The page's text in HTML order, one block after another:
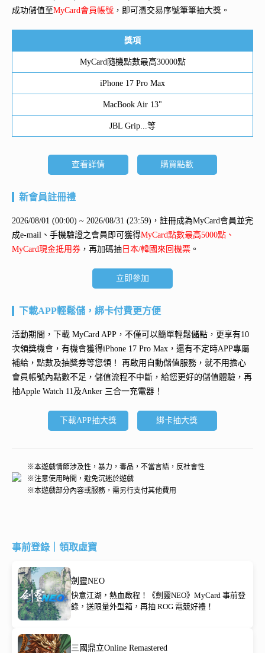
成功儲值至MyCard會員帳號 ，即可憑交易序號筆筆抽大獎。
獎項
MyCard隨機點數最高30000點
iPhone 17 Pro Max
MacBook Air 13"
JBL Grip...等
查看詳情 購買點數
新會員註冊禮
2026/08/01 (00:00) ~ 2026/08/31 (23:59)，註冊成為MyCard會員並完
成e-mail、手機驗證之會員即可獲得MyCard點數最高5000點、
MyCard現金抵用券 ，再加碼抽 日本/韓國來回機票 。
立即參加
下載APP輕鬆儲，綁卡付費更方便
活動期間，下載 MyCard APP，不僅可以簡單輕鬆儲點，更享有10
次領獎機會，有機會獲得iPhone 17 Pro Max ，還有不定時APP專屬
補給，點數及抽獎券等您領！ 再啟用自動儲值服務 ，就不用擔心
會員帳號內點數不足，儲值流程不中斷，給您更好的儲值體驗，再
抽Apple Watch 11及Anker 三合一充電器 ！
下載APP抽大獎 綁卡抽大獎
※本遊戲情節涉及性，暴力，毒品，不當言語，反社會性
※注意使用時間，避免沉迷於遊戲
※本遊戲部分內容或服務，需另行支付其他費用
事前登錄｜領取虛寶
劍靈NEO
快意江湖，熱血啟程！《劍靈NEO》MyCard 事前登
錄，送限量外型箱，再抽 ROG 電競好禮！
三國鼎立Online Remastered